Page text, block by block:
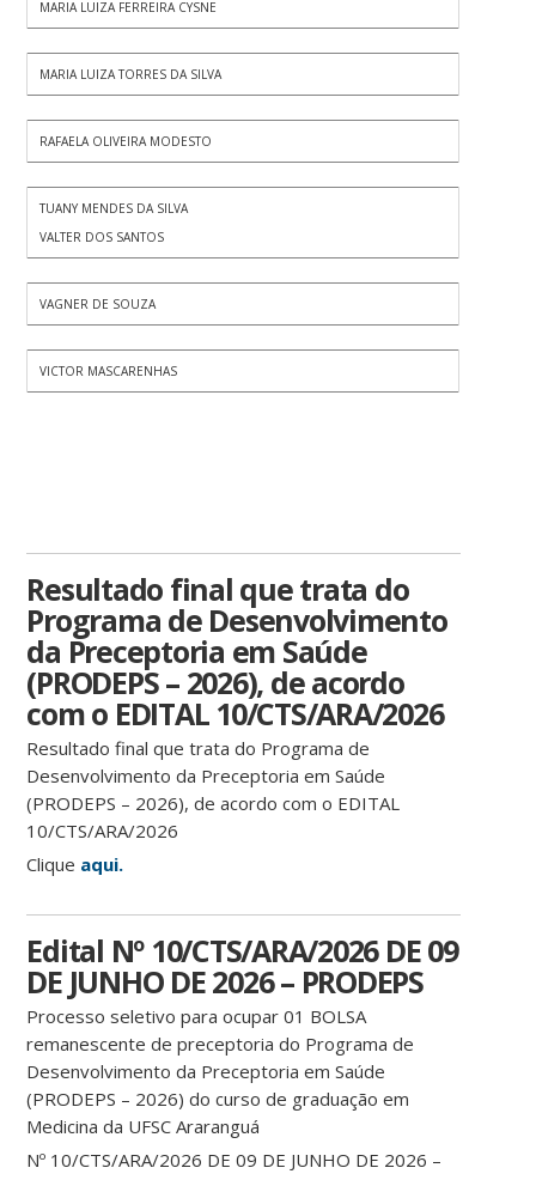
MARIA LUIZA FERREIRA CYSNE
MARIA LUIZA TORRES DA SILVA
RAFAELA OLIVEIRA MODESTO
TUANY MENDES DA SILVA
VALTER DOS SANTOS
VAGNER DE SOUZA
VICTOR MASCARENHAS
Resultado final que trata do
Programa de Desenvolvimento
da Preceptoria em Saúde
(PRODEPS – 2026), de acordo
com o EDITAL 10/CTS/ARA/2026
Resultado final que trata do Programa de
Desenvolvimento da Preceptoria em Saúde
(PRODEPS – 2026), de acordo com o EDITAL
10/CTS/ARA/2026
Clique aqui.
Edital Nº 10/CTS/ARA/2026 DE 09
DE JUNHO DE 2026 – PRODEPS
Processo seletivo para ocupar 01 BOLSA
remanescente de preceptoria do Programa de
Desenvolvimento da Preceptoria em Saúde
(PRODEPS – 2026) do curso de graduação em
Medicina da UFSC Araranguá
Nº 10/CTS/ARA/2026 DE 09 DE JUNHO DE 2026 –